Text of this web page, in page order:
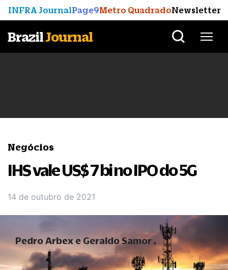
INFRA JournalPage9Metro QuadradoNewsletter
BrazilJournal
Negócios
IHS vale US$ 7 bi no IPO do 5G
14 de outubro de 2021
Pedro Arbex e Geraldo Samor